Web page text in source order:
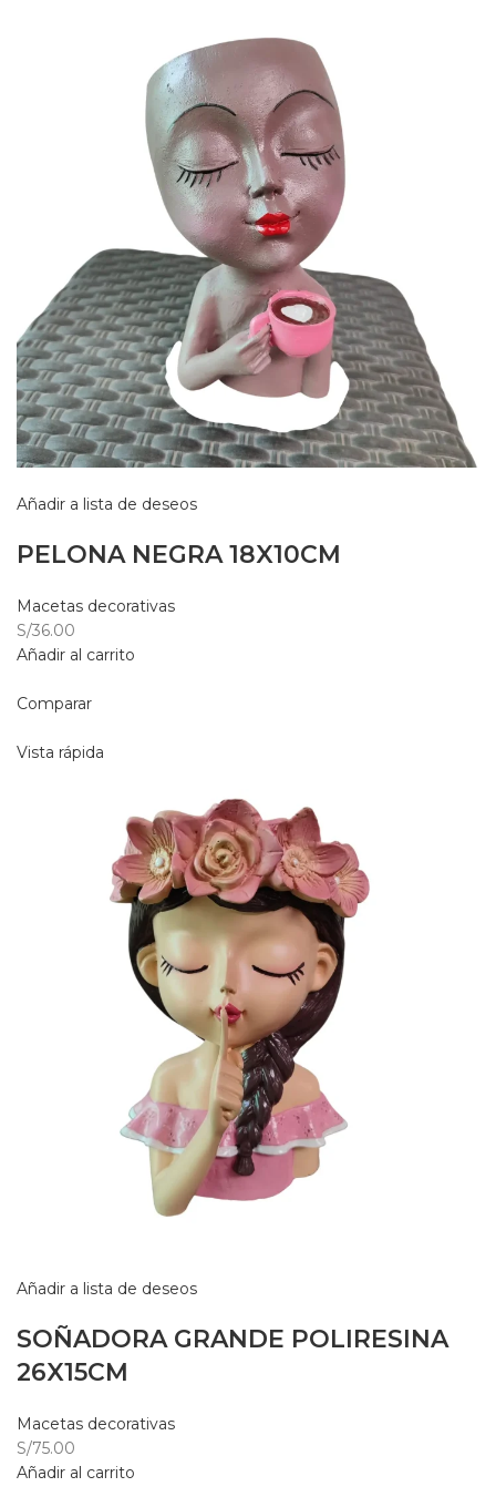
Añadir a lista de deseos
PELONA NEGRA 18X10CM
Macetas decorativas
S/36.00
Añadir al carrito
Comparar
Vista rápida
Añadir a lista de deseos
SOÑADORA GRANDE POLIRESINA
26X15CM
Macetas decorativas
S/75.00
Añadir al carrito